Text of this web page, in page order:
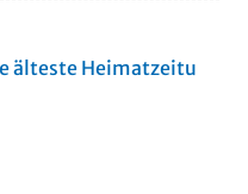
älteste Heimatzeitu